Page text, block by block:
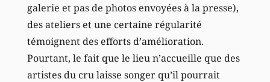
galerie et pas de photos envoyées à la presse),
des ateliers et une certaine régularité
témoignent des efforts d’amélioration.
Pourtant, le fait que le lieu n’accueille que des
artistes du cru laisse songer qu’il pourrait